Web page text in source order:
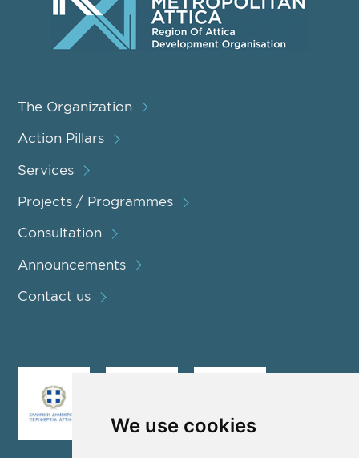
We use cookies
The Organization
Action Pillars
Services
Projects / Programmes
Consultation
Announcements
Contact us